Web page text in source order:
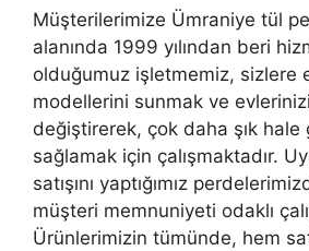
Müşterilerimize Ümraniye tül
alanında 1999 yılından beri
olduğumuz işletmemiz, sizlere
modellerini sunmak ve
değiştirerek, çok daha şık hale
sağlamak için çalışmaktadır.
satışını yaptığımız
müşteri memnuniyeti odaklı
Ürünlerimizin tümünde, hem